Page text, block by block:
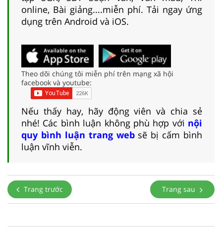
online, Bài giảng....miễn phí. Tải ngay ứng
dụng trên Android và iOS.
Theo dõi chúng tôi miễn phí trên mạng xã hội
facebook và youtube:
Nếu thấy hay, hãy động viên và chia sẻ
nhé! Các bình luận không phù hợp với nội
quy bình luận trang websẽ bị cấm bình
luận vĩnh viễn.
Trang trước Trang sau